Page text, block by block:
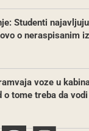
Studenti
o neraspisanim
voze u
o tome treba da